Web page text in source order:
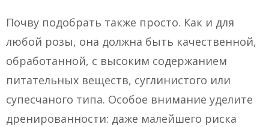
Почву подобрать также просто. Как и для
любой розы, она должна быть качественной,
обработанной, с высоким содержанием
питательных веществ, суглинистого или
супесчаного типа. Особое внимание уделите
дренированности: даже малейшего риска